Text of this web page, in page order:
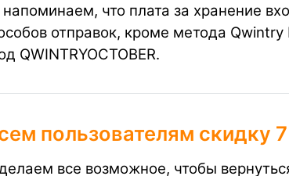
что плата за хранение
отправок, кроме метода
QWINTRYOCTOBER.
пользователям скидку
все возможное, чтобы